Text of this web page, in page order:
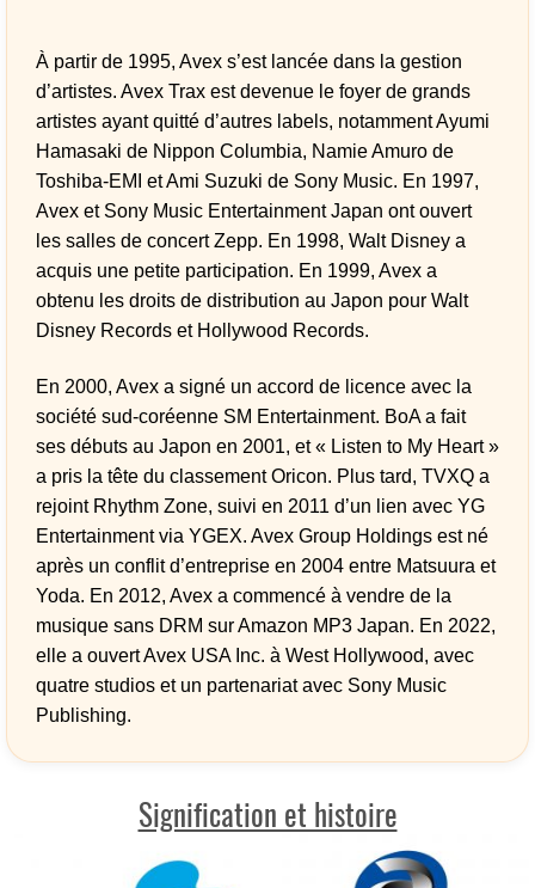
À partir de 1995, Avex s’est lancée dans la gestion
d’artistes. Avex Trax est devenue le foyer de grands
artistes ayant quitté d’autres labels, notamment Ayumi
Hamasaki de Nippon Columbia, Namie Amuro de
Toshiba-EMI et Ami Suzuki de Sony Music. En 1997,
Avex et Sony Music Entertainment Japan ont ouvert
les salles de concert Zepp. En 1998, Walt Disney a
acquis une petite participation. En 1999, Avex a
obtenu les droits de distribution au Japon pour Walt
Disney Records et Hollywood Records.
En 2000, Avex a signé un accord de licence avec la
société sud-coréenne SM Entertainment. BoA a fait
ses débuts au Japon en 2001, et « Listen to My Heart »
a pris la tête du classement Oricon. Plus tard, TVXQ a
rejoint Rhythm Zone, suivi en 2011 d’un lien avec YG
Entertainment via YGEX. Avex Group Holdings est né
après un conflit d’entreprise en 2004 entre Matsuura et
Yoda. En 2012, Avex a commencé à vendre de la
musique sans DRM sur Amazon MP3 Japan. En 2022,
elle a ouvert Avex USA Inc. à West Hollywood, avec
quatre studios et un partenariat avec Sony Music
Publishing.
Signification et histoire